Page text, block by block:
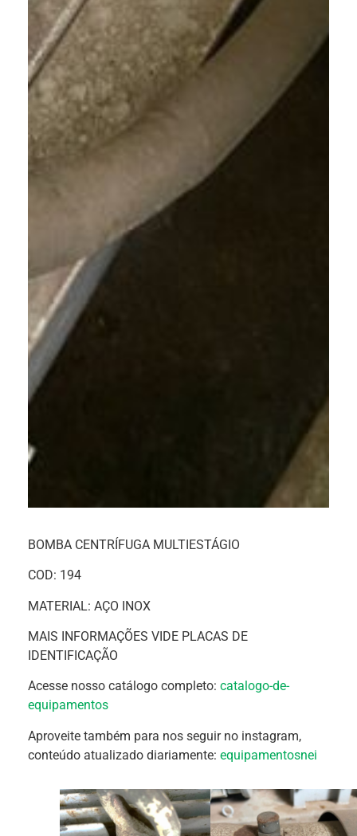
BOMBA CENTRÍFUGA MULTIESTÁGIO
COD: 194
MATERIAL: AÇO INOX
MAIS INFORMAÇÕES VIDE PLACAS DE
IDENTIFICAÇÃO
Acesse nosso catálogo completo: catalogo-de-
equipamentos
Aproveite também para nos seguir no instagram,
conteúdo atualizado diariamente: equipamentosnei